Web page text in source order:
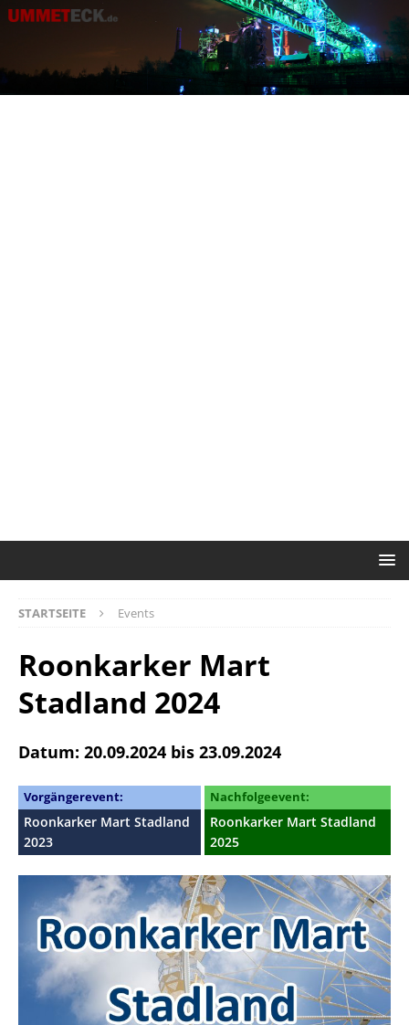
STARTSEITE Events
Roonkarker Mart
Stadland 2024
Datum: 20.09.2024 bis 23.09.2024
Vorgängerevent:
Roonkarker Mart Stadland
2023
Nachfolgeevent:
Roonkarker Mart Stadland
2025